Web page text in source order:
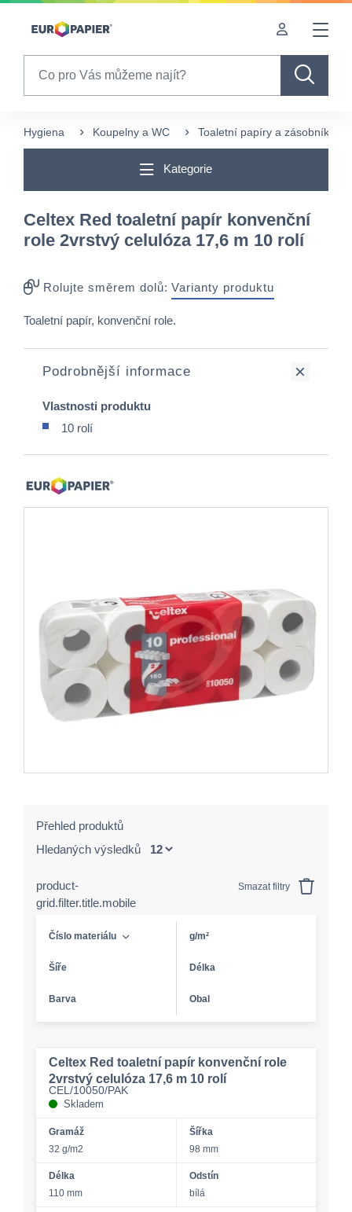
Table Of Content
Pro Vás zajímavé produkty
Hygiena Koupelny a WC Toaletní papíry a zásobníky
Kategorie
Celtex Red toaletní papír konvenční
role 2vrstvý celulóza 17,6 m 10 rolí
Rolujte směrem dolů: Varianty produktu
Toaletní papír, konvenční role.
Podrobnější informace
Vlastnosti produktu
10 rolí
Přehled produktů
Hledaných výsledků
product-
grid.filter.title.mobile
Smazat filtry
Číslo materiálu g/m²
Šíře Délka
Barva Obal
Celtex Red toaletní papír konvenční role
2vrstvý celulóza 17,6 m 10 rolí
CEL/10050/PAK
Skladem
Gramáž
32 g/m2
Šířka
98 mm
Délka
110 mm
Odstín
bílá